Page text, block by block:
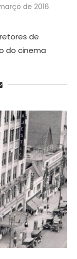
de 2016
de
do cinema